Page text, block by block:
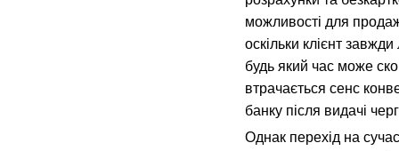
можливості для
оскільки клієнт
будь який час може
втрачається сенс
банку після видачі
Однак перехід на